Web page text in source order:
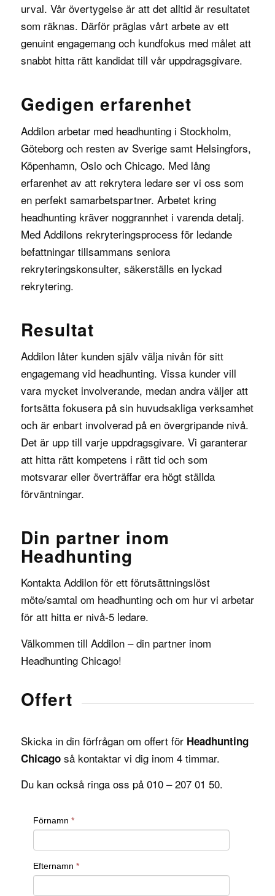
urval. Vår övertygelse är att det alltid är resultatet
som räknas. Därför präglas vårt arbete av ett
genuint engagemang och kundfokus med målet att
snabbt hitta rätt kandidat till vår uppdragsgivare.
Gedigen erfarenhet
Addilon arbetar med headhunting i Stockholm,
Göteborg och resten av Sverige samt Helsingfors,
Köpenhamn, Oslo och Chicago. Med lång
erfarenhet av att rekrytera ledare ser vi oss som
en perfekt samarbetspartner. Arbetet kring
headhunting kräver noggrannhet i varenda detalj.
Med Addilons rekryteringsprocess för ledande
befattningar tillsammans seniora
rekryteringskonsulter, säkerställs en lyckad
rekrytering.
Resultat
Addilon låter kunden själv välja nivån för sitt
engagemang vid headhunting. Vissa kunder vill
vara mycket involverande, medan andra väljer att
fortsätta fokusera på sin huvudsakliga verksamhet
och är enbart involverad på en övergripande nivå.
Det är upp till varje uppdragsgivare. Vi garanterar
att hitta rätt kompetens i rätt tid och som
motsvarar eller överträffar era högt ställda
förväntningar.
Din partner inom
Headhunting
Kontakta Addilon för ett förutsättningslöst
möte/samtal om headhunting och om hur vi arbetar
för att hitta er nivå-5 ledare.
Välkommen till Addilon – din partner inom
Headhunting Chicago!
Offert
Skicka in din förfrågan om offert för Headhunting
Chicago så kontaktar vi dig inom 4 timmar.
Du kan också ringa oss på 010 – 207 01 50.